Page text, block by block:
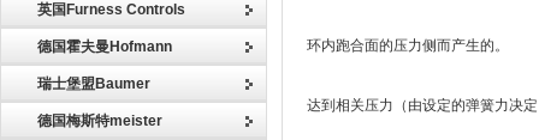
英国Furness Controls
德国霍夫曼Hofmann
瑞士堡盟Baumer
德国梅斯特meister
环内跑合面的压力侧而产生的。
达到相关压力（由设定的弹簧力决